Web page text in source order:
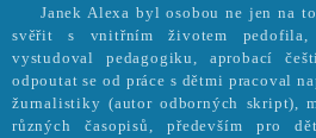
Janek Alexa byl osobou ne jen na
svěřit s vnitřním životem
vystudoval pedagogiku, aprobací
odpoutat se od práce s dětmi pracoval
žurnalistiky (autor odborných skript),
různých časopisů, především pro